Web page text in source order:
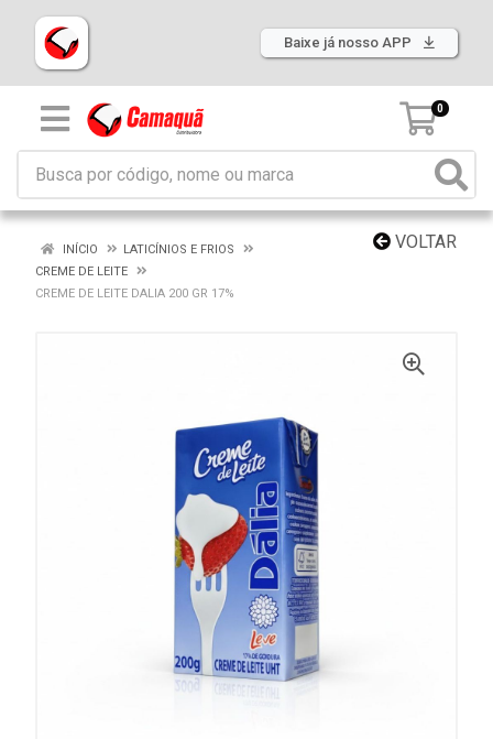
Baixe já nosso APP
0
VOLTAR
INÍCIO
LATICÍNIOS E FRIOS
CREME DE LEITE
CREME DE LEITE DALIA 200 GR 17%